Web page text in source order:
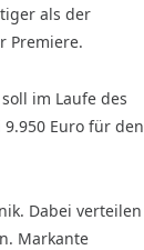
als der
Premiere.
im Laufe des
Euro für den
Dabei verteilen
Markante